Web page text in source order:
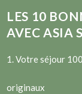
LES 10
AVEC ASIA
1. Votre séjour
originaux